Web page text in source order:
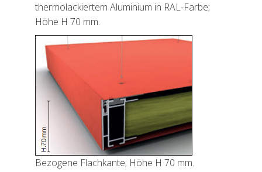
thermolackiertem Aluminium in RAL-Farbe;
Höhe H 70 mm.
Bezogene Flachkante; Höhe H 70 mm.